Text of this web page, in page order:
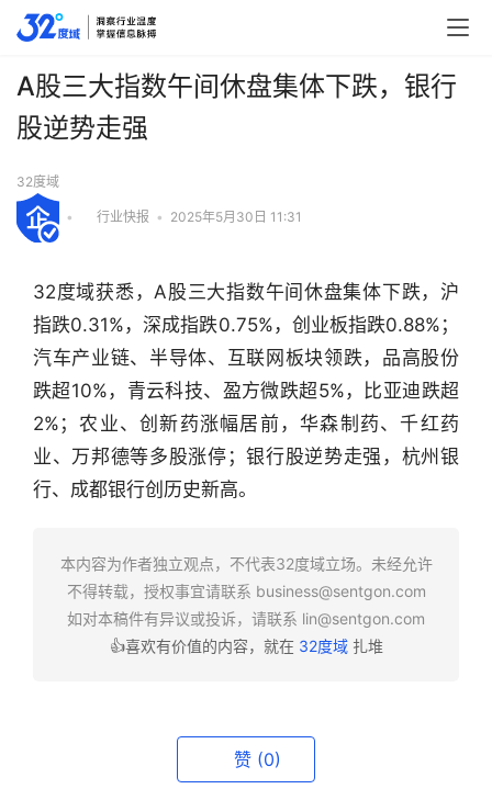
行
业
A股三大指数午间休盘集体下跌，银行
股逆势走强
32度域
• 行业快报 • 2025年5月30日 11:31
32度域获悉，A股三大指数午间休盘集体下跌，沪
指跌0.31%，深成指跌0.75%，创业板指跌0.88%；
汽车产业链、半导体、互联网板块领跌，品高股份
跌超10%，青云科技、盈方微跌超5%，比亚迪跌超
2%；农业、创新药涨幅居前，华森制药、千红药
业、万邦德等多股涨停；银行股逆势走强，杭州银
行、成都银行创历史新高。
本内容为作者独立观点，不代表32度域立场。未经允许
不得转载，授权事宜请联系 business@sentgon.com
如对本稿件有异议或投诉，请联系 lin@sentgon.com
👍喜欢有价值的内容，就在 32度域扎堆
赞 (0)